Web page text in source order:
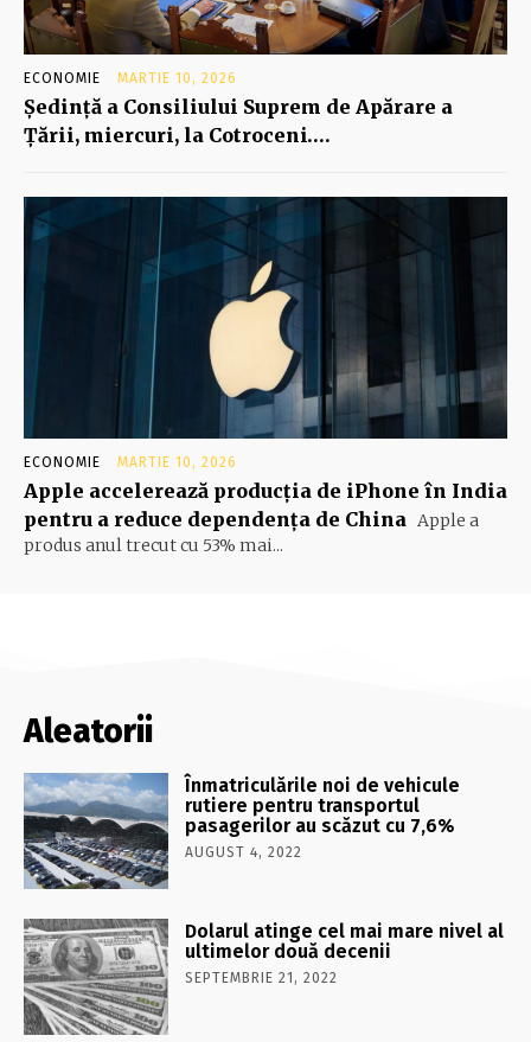
ECONOMIE MARTIE 10, 2026
Şedinţă a Consiliului Suprem de Apărare a
Ţării, miercuri, la Cotroceni….
ECONOMIE MARTIE 10, 2026
Apple accelerează producția de iPhone în India
pentru a reduce dependența de China Apple a
produs anul trecut cu 53% mai...
Aleatorii
Înmatriculările noi de vehicule
rutiere pentru transportul
pasagerilor au scăzut cu 7,6%
AUGUST 4, 2022
Dolarul atinge cel mai mare nivel al
ultimelor două decenii
SEPTEMBRIE 21, 2022